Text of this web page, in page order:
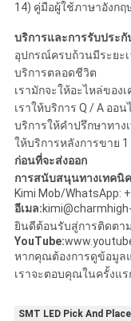
14) คู่มือผู้ใช้ภาษาอังกฤ
บริการและการรับประกั
อุปกรณ์ครบถ้วนมีระยะ
บริการตลอดชีวิต
เรามักจะให้อะไหล่ของ
เราให้บริการ Q / A อ
บริการให้คําปรึกษาทาง
ให้บริการหลังการขาย 1
ก่อนที่จะส่งออก
การสนับสนุนทางเทคนิค
Kimi Mob/WhatsApp:
อีเมล:
ยินดีต้อนรับสู่การติดตาม
YouTube:
หากคุณต้องการดูข้อมูล
เราจะตอบคุณในครั้งแร
SMT LED Pick And